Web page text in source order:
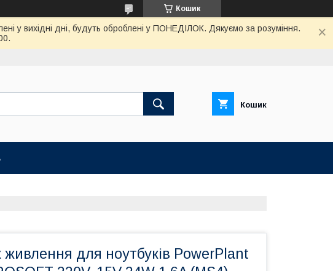
Кошик
у вихідні дні, будуть оброблені у ПОНЕДІЛОК. Дякуємо за розуміння.
Кошик
живлення для ноутбуків PowerPlant